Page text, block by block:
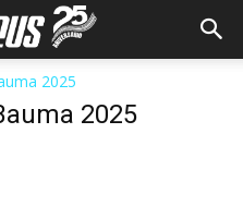
2025
2025